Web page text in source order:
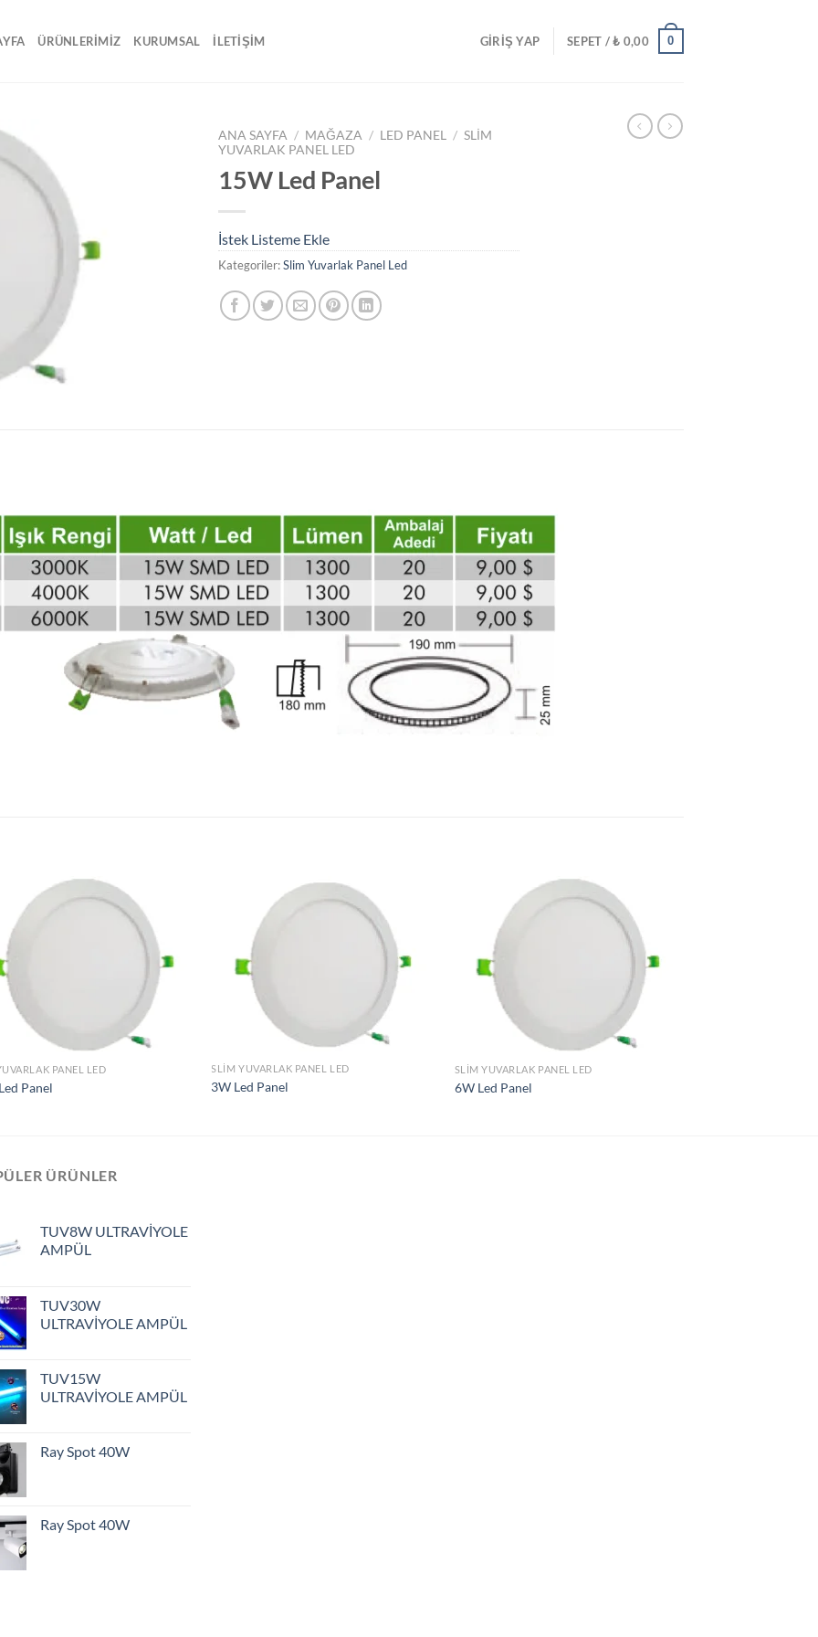
ÜRÜNLERİMİZ KURUMSAL İLETİŞİM GIRIŞ YAP SEPET /₺ 0,00 0
ANA SAYFA / MAĞAZA / LED PANEL / SLIM
YUVARLAK PANEL LED
15W Led Panel
İstek Listeme Ekle
Kategoriler:Slim Yuvarlak Panel Led
İstek
Listeme
Ekle
PANEL LED
Panel
Listeme
SLIM YUVARLAK PANEL LED
3W Led Panel
İstek
Listeme
Ekle
SLIM YUVARLAK PANEL LED
6W Led Panel
ÜRÜNLER
TUV8W ULTRAVİYOLE
AMPÜL
TUV30W
ULTRAVİYOLE AMPÜL
TUV15W
ULTRAVİYOLE AMPÜL
Ray Spot 40W
Ray Spot 40W